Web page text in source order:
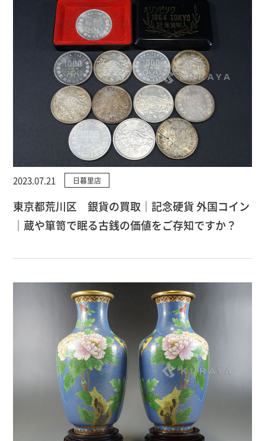
2023.07.21 日暮里店
東京都荒川区 銀貨の買取｜記念硬貨 外国コイン
｜蔵や箪笥で眠る古銭の価値をご存知ですか？